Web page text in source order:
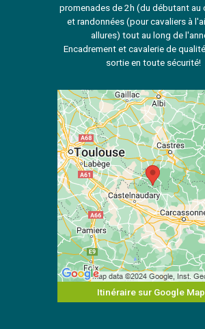
promenades de 2h (du débutant au
et randonnées (pour cavaliers à
allures) tout au long de
Encadrement et cavalerie de
sortie en toute sécurité!
Itinéraire sur Google